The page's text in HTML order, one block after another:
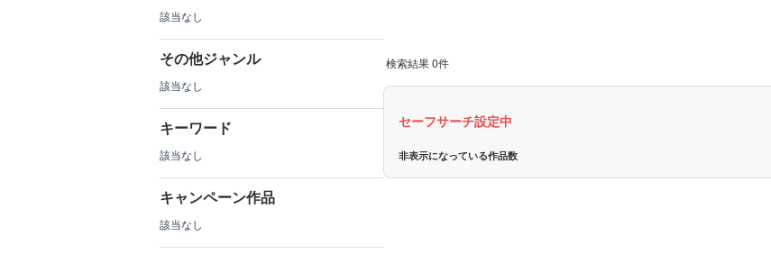
該当なし
その他ジャンル
該当なし
キーワード
該当なし
キャンペーン作品
該当なし
検索結果 0件
セーフサーチ設定中
非表示になっている作品数